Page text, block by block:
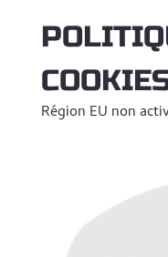
Région EU non